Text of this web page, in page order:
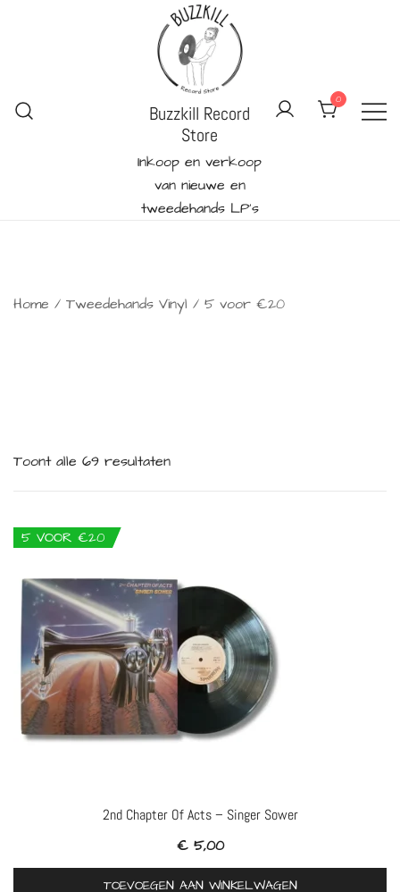
Buzzkill Record
Store
Inkoop en verkoop
van nieuwe en
tweedehands LP's
0
Home / Tweedehands Vinyl / 5 voor €20
Toont alle 69 resultaten
5 VOOR €20
2nd Chapter Of Acts – Singer Sower
€5,00
TOEVOEGEN AAN WINKELWAGEN